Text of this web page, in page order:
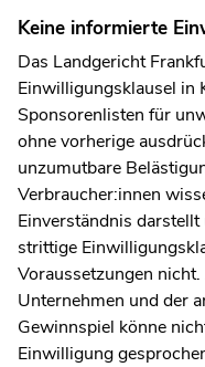
Keine informierte
Das Landgericht
Einwilligungsklausel in
Sponsorenlisten für
ohne vorherige
unzumutbare
Verbraucher:innen
Einverständnis
strittige
Voraussetzungen
Unternehmen und der
Gewinnspiel könne
Einwilligung